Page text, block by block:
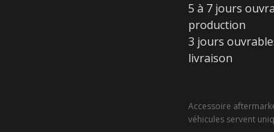
5 à 7 jours
production
3 jours
livraison
Accessoire
véhicules servent